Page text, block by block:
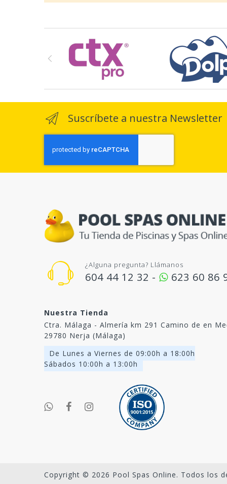
Suscríbete a nuestra Newsletter
¿Alguna pregunta? Llámanos
604 44 12 32 - 623 60 86
Nuestra Tienda
Ctra. Málaga - Almería km 291 Camino de en
29780 Nerja (Málaga)
De Lunes a Viernes de 09:00h a 18:00h
Sábados 10:00h a 13:00h
Copyright © 2026 Pool Spas Online. Todos los